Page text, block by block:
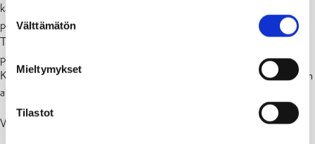
Suostumuksen
valinta
Välttämätön
Mieltymykset
Tilastot
kahdessa vaiheessa siten, että liikennettä ohjataan Latvalalle
pohjoisen kautta, kun eteläpääty on suljettuna, ja päinvastoin.
Tilapäiset liikennejärjestelyt siis viikoilla 19-20 ja kestävät noin 3
päivää. Elementtinostot ovat seuraava työvaihe joka vaatii
Keskuskadun toisen kaistan sulkemista, tämä työ on edessä kesäkuun
alussa ja kestää 1-2 päivää.
Valitamme työstä aiheutuvaa häiriötä.